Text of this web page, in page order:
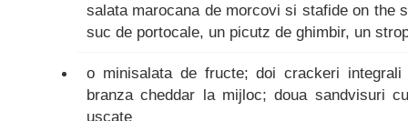
salata marocana de morcovi si stafide on the
suc de portocale, un picutz de ghimbir, un
o minisalata de fructe; doi crackeri
branza cheddar la mijloc; doua sandvisuri
uscate